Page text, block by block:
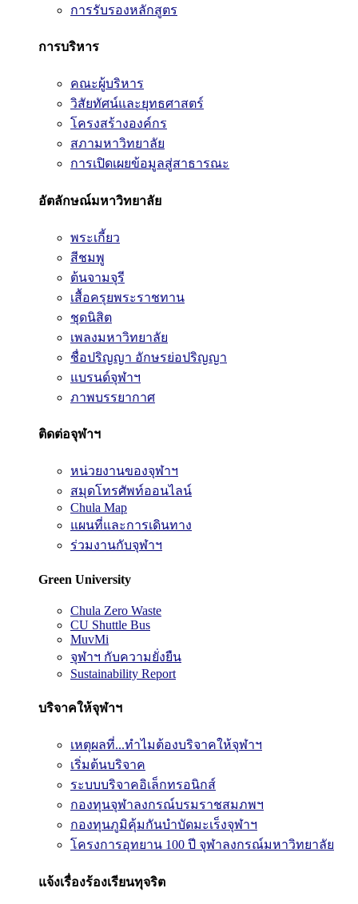
การรับรองหลักสูตร
การบริหาร
คณะผู้บริหาร
วิสัยทัศน์และยุทธศาสตร์
โครงสร้างองค์กร
สภามหาวิทยาลัย
การเปิดเผยข้อมูลสู่สาธารณะ
อัตลักษณ์มหาวิทยาลัย
พระเกี้ยว
สีชมพู
ต้นจามจุรี
เสื้อครุยพระราชทาน
ชุดนิสิต
เพลงมหาวิทยาลัย
ชื่อปริญญา อักษรย่อปริญญา
แบรนด์จุฬาฯ
ภาพบรรยากาศ
ติดต่อจุฬาฯ
หน่วยงานของจุฬาฯ
สมุดโทรศัพท์ออนไลน์
Chula Map
แผนที่และการเดินทาง
ร่วมงานกับจุฬาฯ
Green University
Chula Zero Waste
CU Shuttle Bus
MuvMi
จุฬาฯ กับความยั่งยืน
Sustainability Report
บริจาคให้จุฬาฯ
เหตุผลที่...ทำไมต้องบริจาคให้จุฬาฯ
เริ่มต้นบริจาค
ระบบบริจาคอิเล็กทรอนิกส์
กองทุนจุฬาลงกรณ์บรมราชสมภพฯ
กองทุนภูมิคุ้มกันบำบัดมะเร็งจุฬาฯ
โครงการอุทยาน 100 ปี จุฬาลงกรณ์มหาวิทยาลัย
แจ้งเรื่องร้องเรียนทุจริต